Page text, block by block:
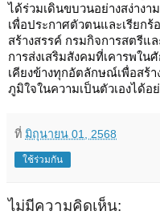
ได้ร่วมเดินขบวนอย่างสง่าง
เพื่อประกาศตัวตนและเรียกร้
สร้างสรรค์ กรมกิจการสตรี
การส่งเสริมสังคมที่เคารพใ
เคียงข้างทุกอัตลักษณ์เพื่อสร้
ภูมิใจในความเป็นตัวเองได้อ
ที่ มิถุนายน 01, 2568
ใช้ร่วมกัน
ไม่มีความคิดเห็น: